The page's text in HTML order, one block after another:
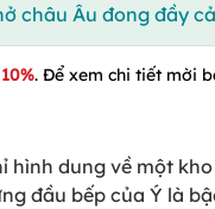
châu Âu đong đầy
. Để xem chi tiết mời
hình dung về một
đầu bếp của Ý là